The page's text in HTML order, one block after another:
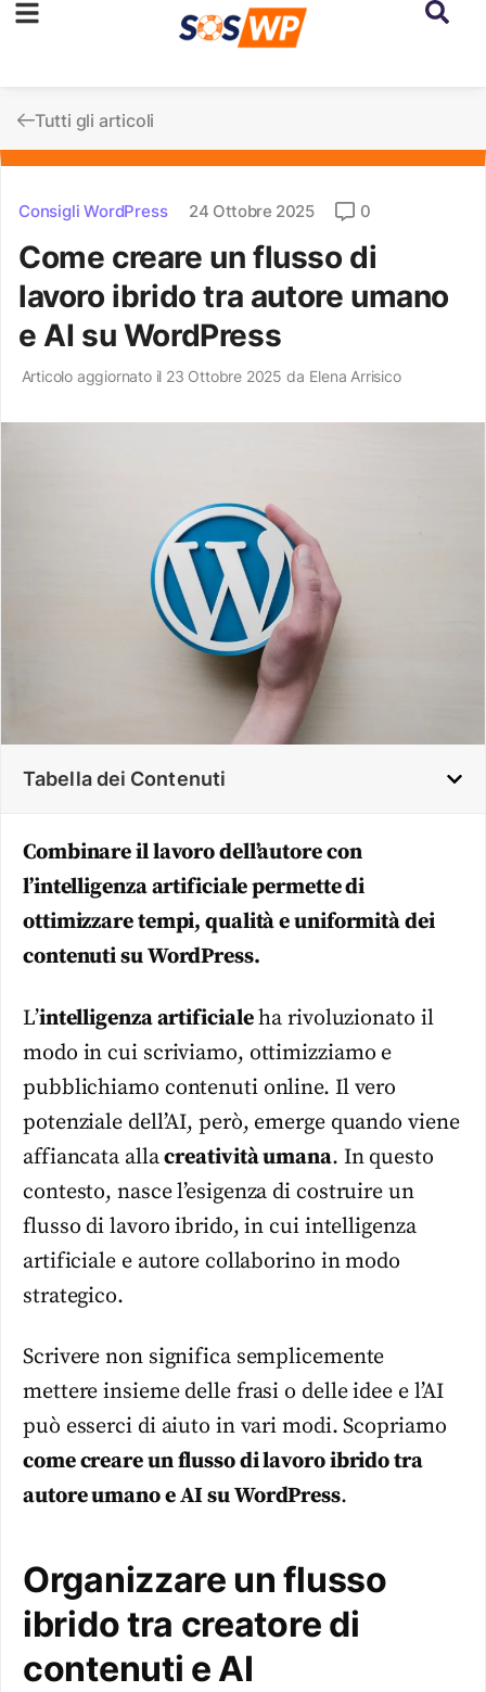
Tutti gli articoli
Consigli WordPress 24 Ottobre 2025 0
Come creare un flusso di
lavoro ibrido tra autore umano
e AI su WordPress
Articolo aggiornato il 23 Ottobre 2025 da Elena Arrisico
Tabella dei Contenuti
Combinare il lavoro dell’autore con
l’intelligenza artificiale permette di
ottimizzare tempi, qualità e uniformità dei
contenuti su WordPress.
L’intelligenza artificialeha rivoluzionato il
modo in cui scriviamo, ottimizziamo e
pubblichiamo contenuti online. Il vero
potenziale dell’AI, però, emerge quando viene
affiancata allacreatività umana. In questo
contesto, nasce l’esigenza di costruire un
flusso di lavoro ibrido, in cui intelligenza
artificiale e autore collaborino in modo
strategico.
Scrivere non significa semplicemente
mettere insieme delle frasi o delle idee e l’AI
può esserci di aiuto in vari modi. Scopriamo
come creare un flusso di lavoro ibrido tra
autore umano e AI su WordPress.
Organizzare un flusso
ibrido tra creatore di
contenuti e AI